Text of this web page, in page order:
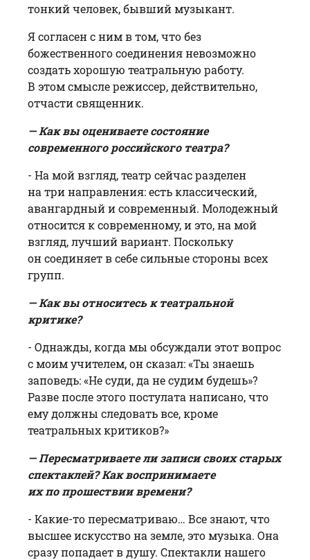
тонкий человек, бывший музыкант.
Я согласен с ним в том, что без
божественного соединения невозможно
создать хорошую театральную работу.
В этом смысле режиссер, действительно,
отчасти священник.
— Как вы оцениваете состояние
современного российского театра?
- На мой взгляд, театр сейчас разделен
на три направления: есть классический,
авангардный и современный. Молодежный
относится к современному, и это, на мой
взгляд, лучший вариант. Поскольку
он соединяет в себе сильные стороны всех
групп.
— Как вы относитесь к театральной
критике?
- Однажды, когда мы обсуждали этот вопрос
с моим учителем, он сказал: «Ты знаешь
заповедь: «Не суди, да не судим будешь»?
Разве после этого постулата написано, что
ему должны следовать все, кроме
театральных критиков?»
— Пересматриваете ли записи своих старых
спектаклей? Как воспринимаете
их по прошествии времени?
- Какие-то пересматриваю… Все знают, что
высшее искусство на земле, это музыка. Она
сразу попадает в душу. Спектакли нашего